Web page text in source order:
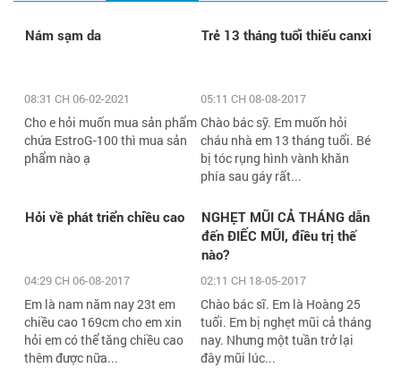
Nám sạm da
08:31 CH 06-02-2021
Cho e hỏi muốn mua sản phẩm
chứa EstroG-100 thì mua sản
phẩm nào ạ
Trẻ 13 tháng tuổi thiếu canxi
05:11 CH 08-08-2017
Chào bác sỹ. Em muốn hỏi
cháu nhà em 13 tháng tuổi. Bé
bị tóc rụng hình vành khăn
phía sau gáy rất...
Hỏi về phát triển chiều cao
04:29 CH 06-08-2017
Em là nam năm nay 23t em
chiều cao 169cm cho em xin
hỏi em có thể tăng chiều cao
thêm được nữa...
NGHẸT MŨI CẢ THÁNG dẫn
đến ĐIẾC MŨI, điều trị thế
nào?
02:11 CH 18-05-2017
Chào bác sĩ. Em là Hoàng 25
tuổi. Em bị nghẹt mũi cả tháng
nay. Nhưng một tuần trở lại
đây mũi lúc...